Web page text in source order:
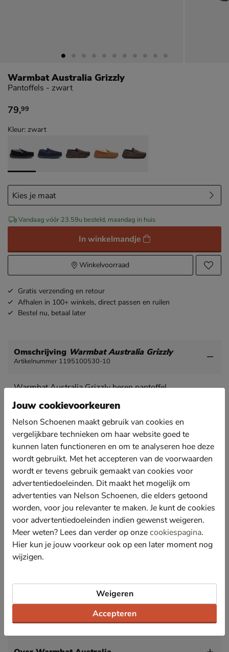
Warmbat Australia Grizzly
Pantoffels - zwart
€ 79,99
79,99
Kleur: zwart
Vandaag vóór 23.59u besteld, maandag in huis
In winkelmandje
Winkelvoorraad
Gratis verzending en retour
Afhalen in 100+ winkels, direct passen en ruilen
Bestel nu, betaal later
Omschrijving Warmbat Australia Grizzly
Artikelnummer 1195100530-10
Warmbat Australia Grizzly heren pantoffel
Verwen je voeten met deze heerlijke slof van
onder een dagelijkse outfit zodat je de hele dag
comfortabel loopt.
Uitgevoerd in suède dat van leerlooijerijen komt die
voldoen aan de strenge milieuwetten in Australië en
Nieuw-Zeeland.
De pantoffel is heerlijk warm gevoerd met 100%
Australisch Merino wol. Hierdoor zijn je voeten lekker
warm, maar kunnen ze goed ademen. Daarnaast
gebruikt Warmbat uitsluitend diervriendelijke
verkregen wol.
Afgewerkt met een stevige rubberen loopzool wat de
pantoffel ook geschikt maakt voor buiten.
Door de dikke voering zal de pantoffel in eerste
het makkelijk uit en adviseren we de eigen maat te
Specificaties
Jouw cookievoorkeuren
Nelson Schoenen maakt gebruik van cookies en
vergelijkbare technieken om haar website goed te
kunnen laten functioneren en om te analyseren hoe deze
wordt gebruikt. Met het accepteren van de voorwaarden
wordt er tevens gebruik gemaakt van cookies voor
advertentiedoeleinden. Dit maakt het mogelijk om
advertenties van Nelson Schoenen, die elders getoond
worden, voor jou relevanter te maken. Je kunt de cookies
voor advertentiedoeleinden indien gewenst weigeren.
Meer weten? Lees dan verder op onzecookiespagina.
Hier kun je jouw voorkeur ook op een later moment nog
wijzigen.
Accepteren
Weigeren